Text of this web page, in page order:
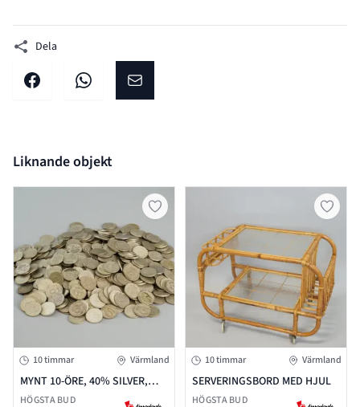
Dela
Dela på facebookDela på WhatsAppDela på E-post
Liknande objekt
10 timmar Värmland
MYNT 10-ÖRE, 40% SILVER,
SVERIGE.
HÖGSTA BUD
10 timmar Värmland
SERVERINGSBORD MED HJUL
HÖGSTA BUD